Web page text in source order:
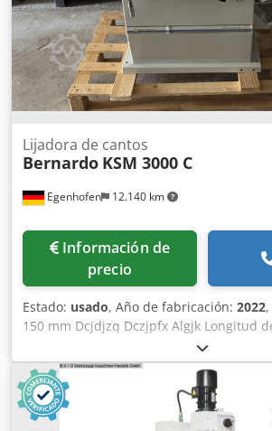
Egenhofen 12.140 km
Lijadora de cantos
Bernardo KSM 3000 C
Información de
precio
Estado: usado, Año de fabricación: 2022
150 mm Dcjdjzq Dczjpfx Algjk Longitud
Tamaño de la mesa: 960 mm x 350 mm
330 mm x 330 mm Dispositivo para
Oscilación: sí Unidad de lijado
extracción: 120 mm Potencia del motor: 3
la máquina: 1910 mm Anchura de la